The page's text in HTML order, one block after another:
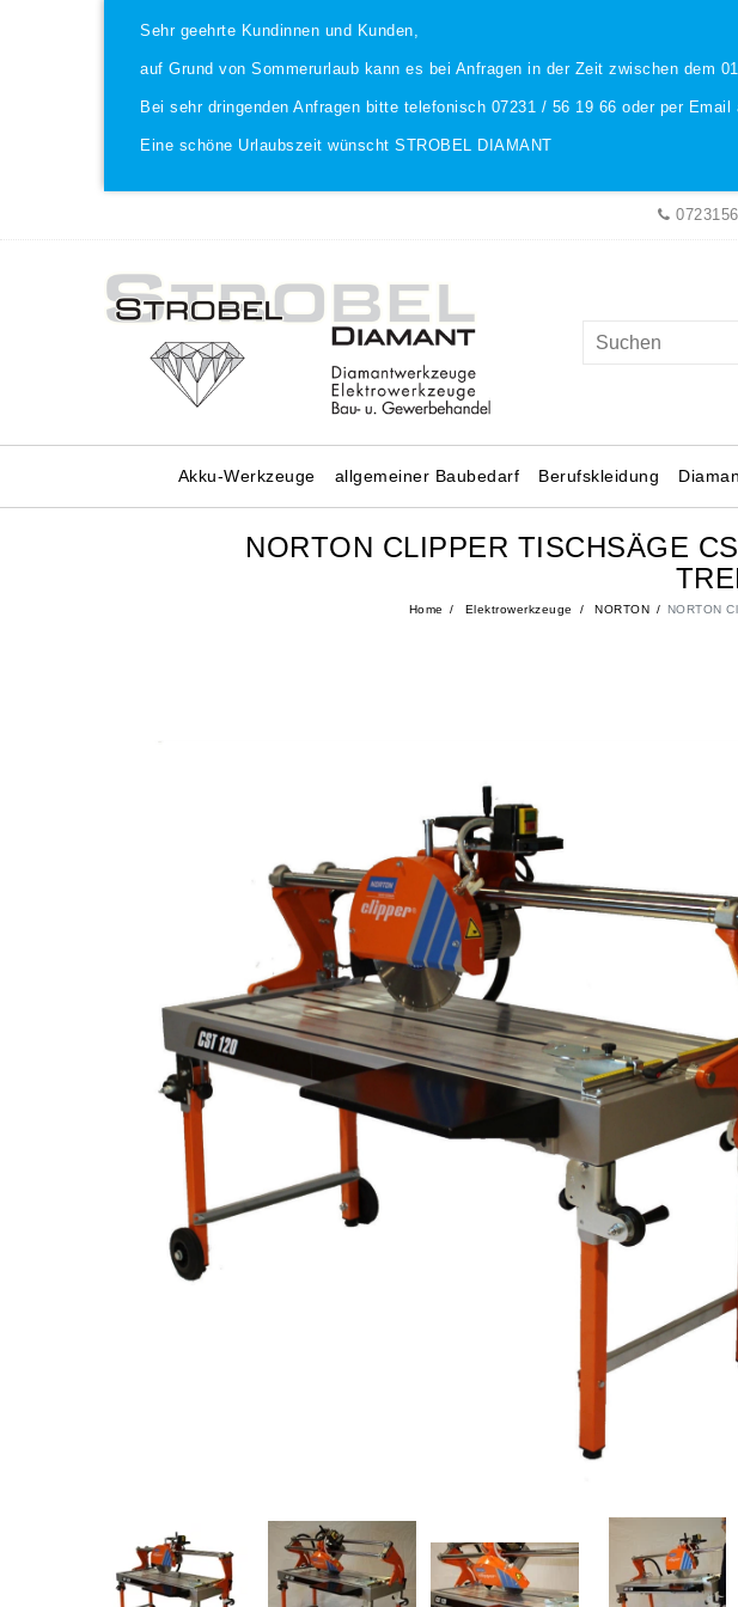
Sehr geehrte Kundinnen und Kunden,
auf Grund von Sommerurlaub kann es bei Anfragen in der Zeit zwischen dem
Bei sehr dringenden Anfragen bitte telefonisch 07231 / 56 19 66 oder per Email
Eine schöne Urlaubszeit wünscht STROBEL DIAMANT
Akku-Werkzeuge allgemeiner Baubedarf Berufskleidung
NORTON CLIPPER TISCHSÄGE
Home Elektrowerkzeuge NORTON NORTON